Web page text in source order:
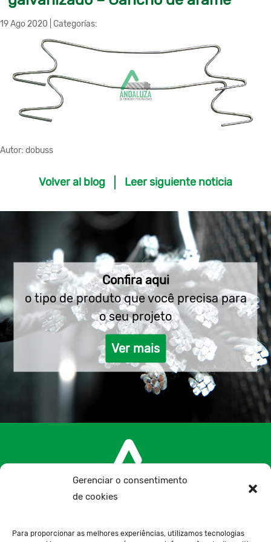
Gerenciar o consentimento
de cookies
Para proporcionar as melhores experiências, utilizamos tecnologias
19 Ago 2020 Categorías:
Autor: dobuss
Volver al blog Leer siguiente noticia
Confira aqui
o tipo de produto que você precisa para
o seu projeto
Ver mais
+34 957 300 075